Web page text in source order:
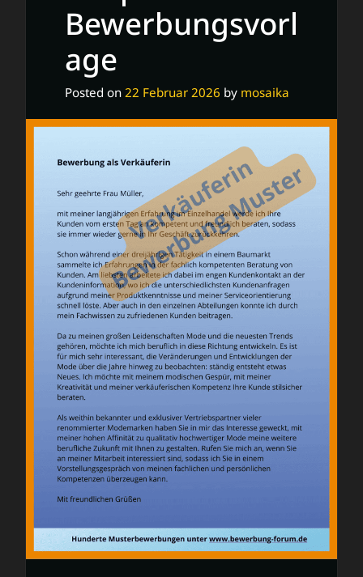
Bewerbungsvorl
age
Posted on 22 Februar 2026 by mosaika